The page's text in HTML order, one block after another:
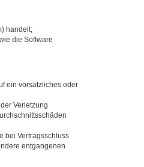
handelt;
die Software
ein vorsätzliches oder
Verletzung
bei Vertragsschluss
entgangenen